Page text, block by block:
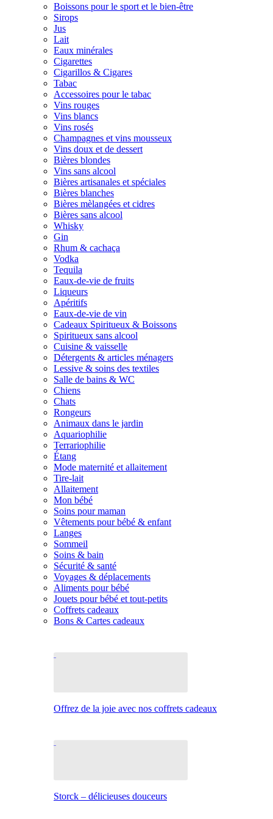
Boissons pour le sport et le bien-être
Sirops
Jus
Lait
Eaux minérales
Cigarettes
Cigarillos & Cigares
Tabac
Accessoires pour le tabac
Vins rouges
Vins blancs
Vins rosés
Champagnes et vins mousseux
Vins doux et de dessert
Bières blondes
Vins sans alcool
Bières artisanales et spéciales
Bières blanches
Bières mèlangées et cidres
Bières sans alcool
Whisky
Gin
Rhum & cachaça
Vodka
Tequila
Eaux-de-vie de fruits
Liqueurs
Apéritifs
Eaux-de-vie de vin
Cadeaux Spiritueux & Boissons
Spiritueux sans alcool
Cuisine & vaisselle
Détergents & articles ménagers
Lessive & soins des textiles
Salle de bains & WC
Chiens
Chats
Rongeurs
Animaux dans le jardin
Aquariophilie
Terrariophilie
Étang
Mode maternité et allaitement
Tire-lait
Allaitement
Mon bébé
Soins pour maman
Vêtements pour bébé & enfant
Langes
Sommeil
Soins & bain
Sécurité & santé
Voyages & déplacements
Aliments pour bébé
Jouets pour bébé et tout-petits
Coffrets cadeaux
Bons & Cartes cadeaux
Offrez de la joie avec nos coffrets cadeaux
Storck – délicieuses douceurs